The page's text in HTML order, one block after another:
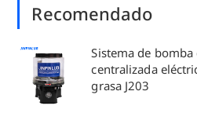
Recomendado
Sistema de
centralizada
grasa J203